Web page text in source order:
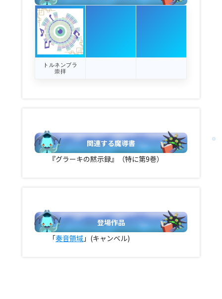
トルネンブラ
崇拝
関連する魔導書
『グラーキの黙示録』（特に第9巻）
登場作品
「奏音領域 」(キャンベル)